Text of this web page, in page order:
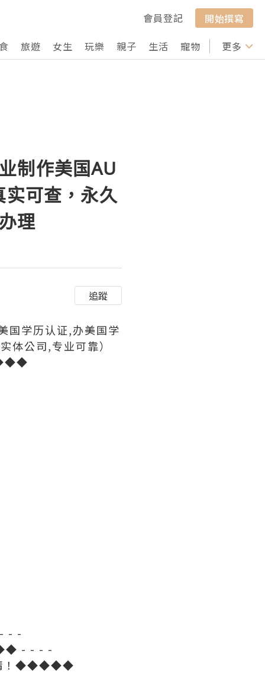
會員登記
開始撰寫
旅遊 女生 玩樂 親子 生活 寵物 行山 打卡
更多
制作美国AU
可查，永久
理
追蹤
国学历认证,办美国学
体公司,专业可靠）
- -
- - - -
精！◆◆◆◆◆